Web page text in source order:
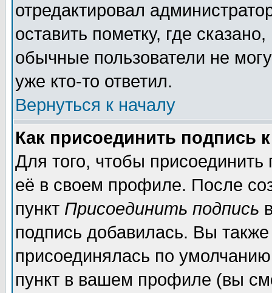
отредактировал
оставить пометку, где
обычные пользователи не
уже кто-то ответил.
Вернуться к началу
Как присоединить подпись
Для того, чтобы
её в своем профиле. После
пункт Присоединить подпись
подпись добавилась. Вы
присоединялась по
пункт в вашем профиле (вы